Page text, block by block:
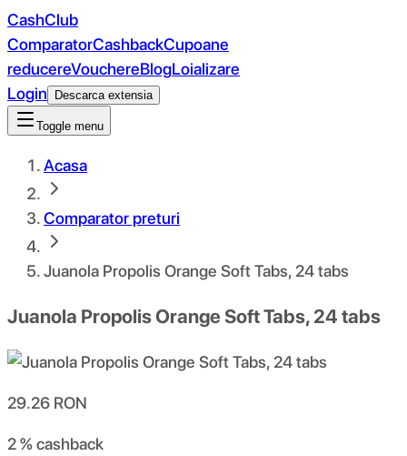
CashClub
ComparatorCashbackCupoane
reducereVouchereBlogLoializare
Login
Descarca extensia
Toggle menu
Acasa
Comparator preturi
Juanola Propolis Orange Soft Tabs, 24 tabs
Juanola Propolis Orange Soft Tabs, 24 tabs
29.26 RON
2 %cashback